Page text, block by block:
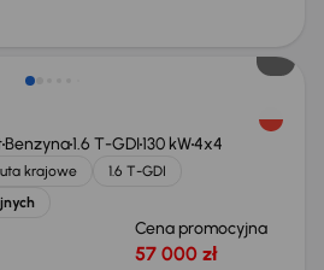
Benzyna1.6 T-GDI130 kW4x4
krajowe
1.6 T-GDI
Cena promocyjna
57 000 zł